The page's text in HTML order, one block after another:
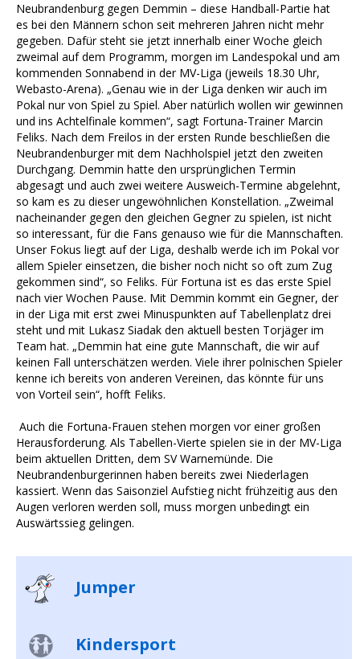
Neubrandenburg gegen Demmin – diese Handball-Partie hat
es bei den Männern schon seit mehreren Jahren nicht mehr
gegeben. Dafür steht sie jetzt innerhalb einer Woche gleich
zweimal auf dem Programm, morgen im Landespokal und am
kommenden Sonnabend in der MV-Liga (jeweils 18.30 Uhr,
Webasto-Arena). „Genau wie in der Liga denken wir auch im
Pokal nur von Spiel zu Spiel. Aber natürlich wollen wir gewinnen
und ins Achtelfinale kommen“, sagt Fortuna-Trainer Marcin
Feliks. Nach dem Freilos in der ersten Runde beschließen die
Neubrandenburger mit dem Nachholspiel jetzt den zweiten
Durchgang. Demmin hatte den ursprünglichen Termin
abgesagt und auch zwei weitere Ausweich-Termine abgelehnt,
so kam es zu dieser ungewöhnlichen Konstellation. „Zweimal
nacheinander gegen den gleichen Gegner zu spielen, ist nicht
so interessant, für die Fans genauso wie für die Mannschaften.
Unser Fokus liegt auf der Liga, deshalb werde ich im Pokal vor
allem Spieler einsetzen, die bisher noch nicht so oft zum Zug
gekommen sind“, so Feliks. Für Fortuna ist es das erste Spiel
nach vier Wochen Pause. Mit Demmin kommt ein Gegner, der
in der Liga mit erst zwei Minuspunkten auf Tabellenplatz drei
steht und mit Lukasz Siadak den aktuell besten Torjäger im
Team hat. „Demmin hat eine gute Mannschaft, die wir auf
keinen Fall unterschätzen werden. Viele ihrer polnischen Spieler
kenne ich bereits von anderen Vereinen, das könnte für uns
von Vorteil sein“, hofft Feliks.
Auch die Fortuna-Frauen stehen morgen vor einer großen
Herausforderung. Als Tabellen-Vierte spielen sie in der MV-Liga
beim aktuellen Dritten, dem SV Warnemünde. Die
Neubrandenburgerinnen haben bereits zwei Niederlagen
kassiert. Wenn das Saisonziel Aufstieg nicht frühzeitig aus den
Augen verloren werden soll, muss morgen unbedingt ein
Auswärtssieg gelingen.
Jumper
Kindersport